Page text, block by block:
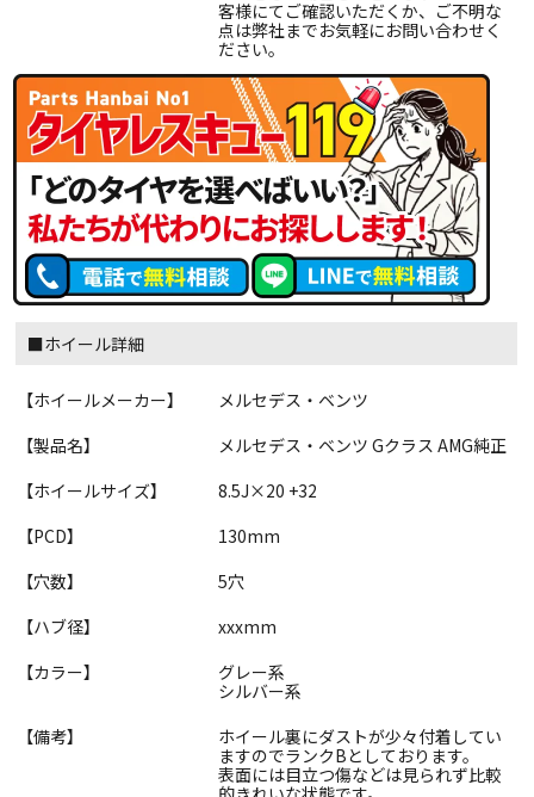
客様にてご確認いただくか、ご不明な
点は弊社までお気軽にお問い合わせく
ださい。
■ホイール詳細
【ホイールメーカー】
メルセデス・ベンツ
【製品名】
メルセデス・ベンツ Gクラス AMG純正
【ホイールサイズ】
8.5J×20 +32
【PCD】
130mm
【穴数】
5穴
【ハブ径】
xxxmm
【カラー】
グレー系
シルバー系
【備考】
ホイール裏にダストが少々付着してい
ますのでランクBとしております。
表面には目立つ傷などは見られず比較